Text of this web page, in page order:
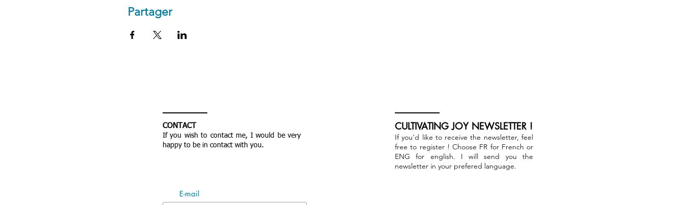
Partager
CONTACT
If you wish to contact me, I would be very
happy to be in contact with you.
E-mail
CULTIVATING JOY NEWSLETTER !
If you'd like to receive the newsletter, feel
free to register ! Choose FR for French or
ENG for english. I will send you the
newsletter in your prefered language.